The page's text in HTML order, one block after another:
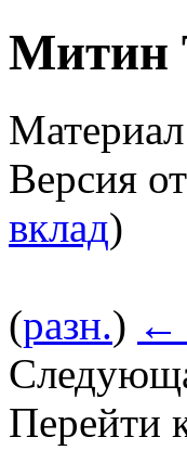
Митин
Версия
вклад)
(разн.) ←
Перейти